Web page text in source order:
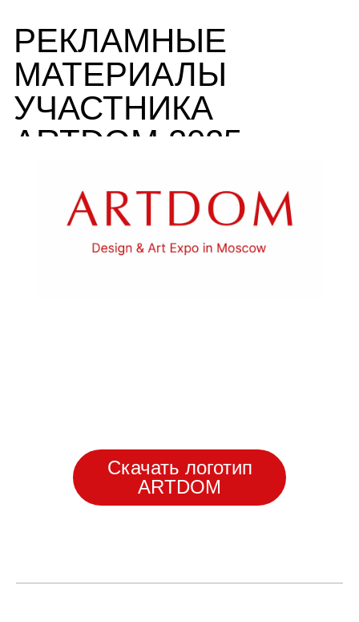
РЕКЛАМНЫЕ
МАТЕРИАЛЫ
УЧАСТНИКА
ARTDOM 2025
Скачать логотип
ARTDOM